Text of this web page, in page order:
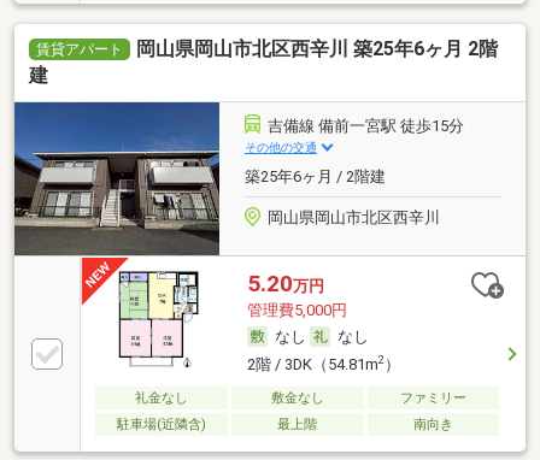
賃貸アパート
岡山県岡山市北区西辛川 築25年6ヶ月 2階
建
吉備線 備前一宮駅 徒歩15分
その他の交通
築25年6ヶ月 / 2階建
岡山県岡山市北区西辛川
5.20万円
管理費5,000円
なし
なし
2階 / 3DK（54.81m2）
礼金なし 敷金なし
ファミリー
駐車場(近隣含)
最上階 南向き